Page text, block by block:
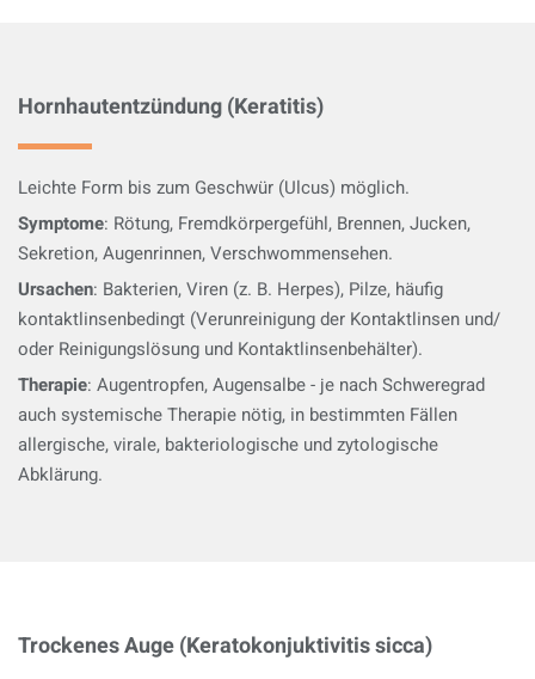
Hornhautentzündung (Keratitis)
Leichte Form bis zum Geschwür (Ulcus) möglich.
Symptome: Rötung, Fremdkörpergefühl, Brennen, Jucken,
Sekretion, Augenrinnen, Verschwommensehen.
Ursachen: Bakterien, Viren (z. B. Herpes), Pilze, häufig
kontaktlinsenbedingt (Verunreinigung der Kontaktlinsen und/
oder Reinigungslösung und Kontaktlinsenbehälter).
Therapie: Augentropfen, Augensalbe - je nach Schweregrad
auch systemische Therapie nötig, in bestimmten Fällen
allergische, virale, bakteriologische und zytologische
Abklärung.
Trockenes Auge (Keratokonjuktivitis sicca)